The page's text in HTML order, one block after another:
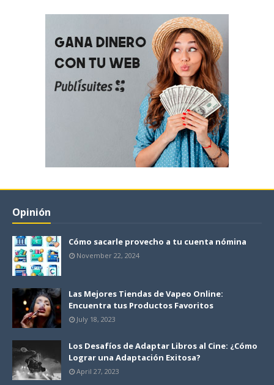
Opinión
Cómo sacarle provecho a tu cuenta nómina
November 22, 2024
Las Mejores Tiendas de Vapeo Online:
Encuentra tus Productos Favoritos
July 18, 2023
Los Desafíos de Adaptar Libros al Cine: ¿Cómo
Lograr una Adaptación Exitosa?
April 27, 2023